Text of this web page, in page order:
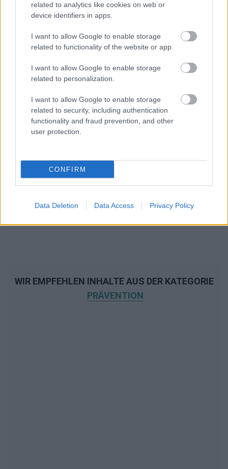
related to analytics like cookies on web or
device identifiers in apps.
I want to allow Google to enable storage
related to functionality of the website or app.
I want to allow Google to enable storage
related to personalization.
I want to allow Google to enable storage
related to security, including authentication
functionality and fraud prevention, and other
user protection.
CONFIRM
Data Deletion Data Access Privacy Policy
WIR EMPFEHLEN INHALTE AUS DER KATEGORIE
PRÄVENTION